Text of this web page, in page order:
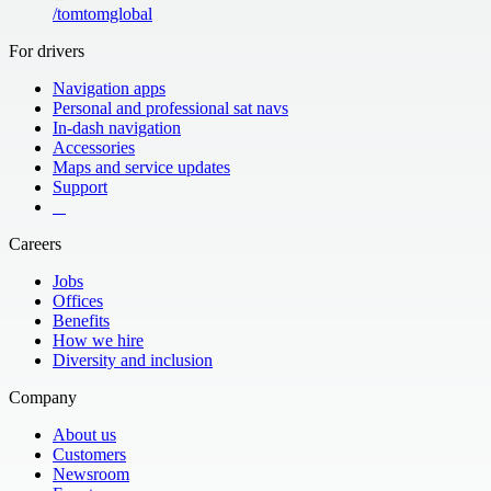
Moldova 52%
Morocco
Norway
Qatar
San Marino
Slovakia
Slovenia
South Arabia
Sweden
Taiwan
Ukraine 65%
/tomtomglobal
For drivers
Navigation apps
Personal and professional sat navs
In-dash navigation
Accessories
Maps and service updates
Support
Careers
Jobs
Offices
Benefits
How we hire
Diversity and inclusion
Company
About us
Customers
Newsroom